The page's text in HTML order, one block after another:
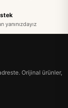
yanınızdayız
Orijinal ürünler,